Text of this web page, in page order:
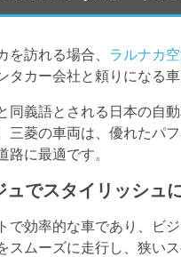
を訪れる場合、 ラルナカ
タカー会社と頼りになる
同義語とされる日本の自
三菱の車両は、優れたパ
路に最適です。
でスタイリッシュ
で効率的な車であり、ビ
スムーズに走行し、狭い